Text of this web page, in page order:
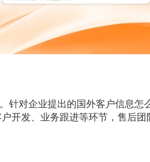
对企业提出的国外客户信息怎
开发、业务跟进等环节，售后